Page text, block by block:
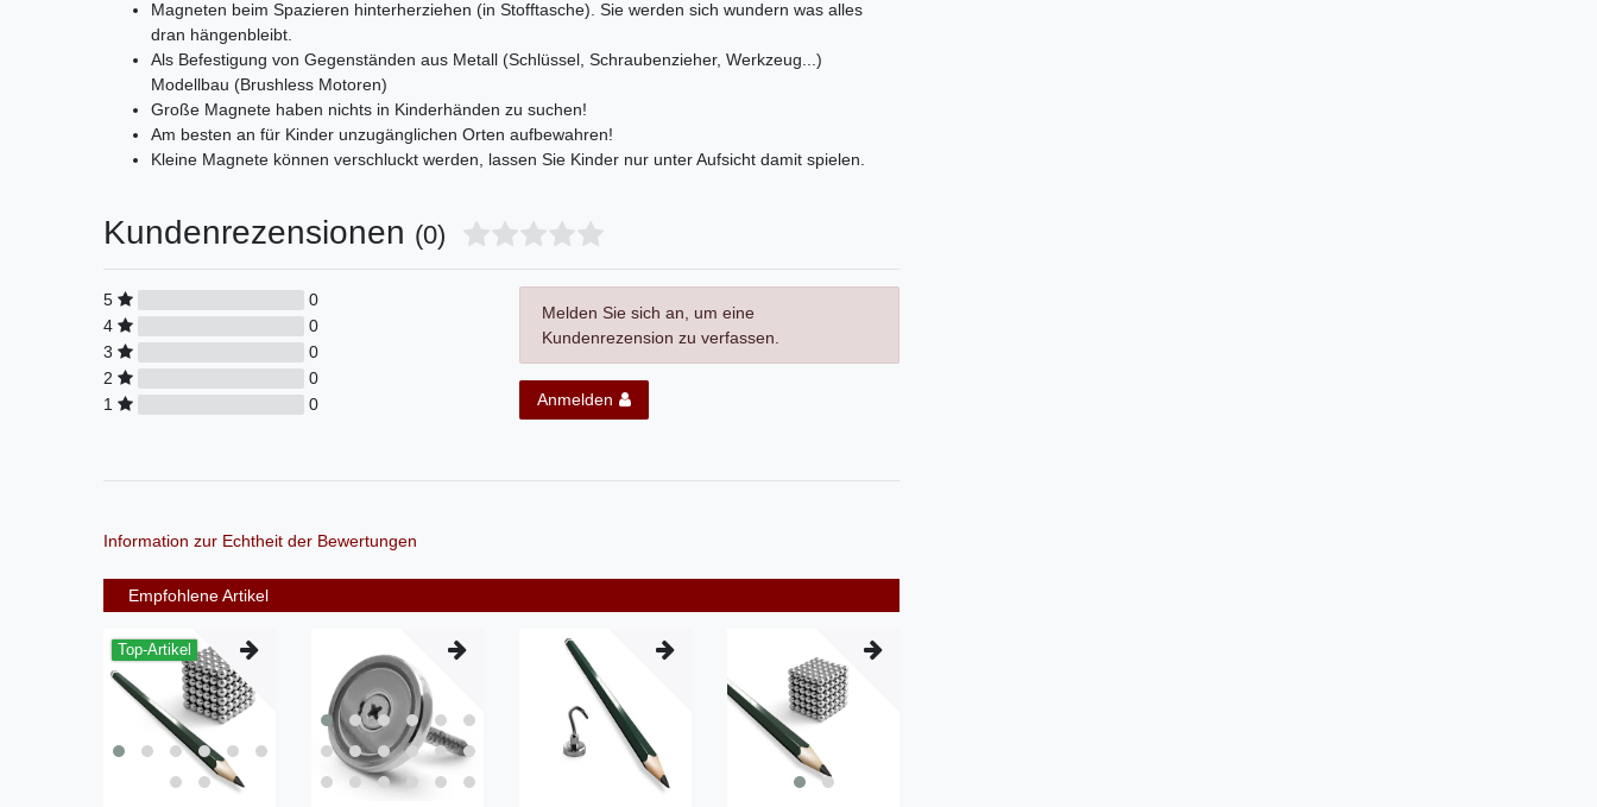
Magneten beim Spazieren hinterherziehen (in Stofftasche). Sie werden sich wundern was alles
dran hängenbleibt.
Als Befestigung von Gegenständen aus Metall (Schlüssel, Schraubenzieher, Werkzeug...)
Modellbau (Brushless Motoren)
Große Magnete haben nichts in Kinderhänden zu suchen!
Am besten an für Kinder unzugänglichen Orten aufbewahren!
Kleine Magnete können verschluckt werden, lassen Sie Kinder nur unter Aufsicht damit spielen.
Kundenrezensionen (0)
5
0
4
0
3
0
2
0
1
0
Melden Sie sich an, um eine
Kundenrezension zu verfassen.
Anmelden
Information zur Echtheit der Bewertungen
Empfohlene Artikel
Top-Artikel